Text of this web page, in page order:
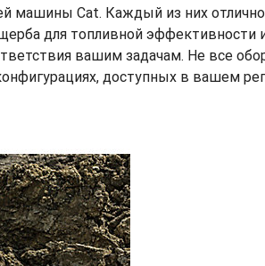
машины Cat. Каждый из них
для топливной
вашим задачам. Не все
доступных в вашем